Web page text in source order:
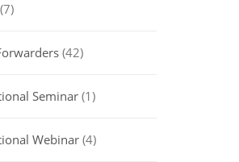
(42)
Seminar(1)
Webinar(4)